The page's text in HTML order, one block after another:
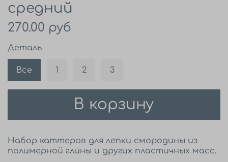
средний
270.00 руб
В корзину
Деталь
Все 1 2 3
Набор каттеров для лепки смородины из
полимерной глины и других пластичных масс.